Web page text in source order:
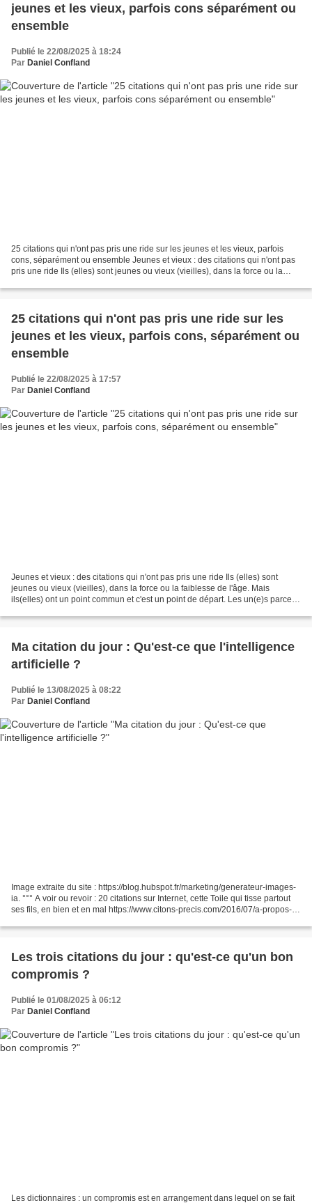
jeunes et les vieux, parfois cons séparément ou
ensemble
Publié le 22/08/2025 à 18:24
Par Daniel Confland
25 citations qui n'ont pas pris une ride sur les jeunes et les vieux, parfois
cons, séparément ou ensemble Jeunes et vieux : des citations qui n'ont pas
pris une ride Ils (elles) sont jeunes ou vieux (vieilles), dans la force ou la
25 citations qui n'ont pas pris une ride sur les
jeunes et les vieux, parfois cons, séparément ou
ensemble
Publié le 22/08/2025 à 17:57
Par Daniel Confland
Jeunes et vieux : des citations qui n'ont pas pris une ride Ils (elles) sont
jeunes ou vieux (vieilles), dans la force ou la faiblesse de l'âge. Mais
ils(elles) ont un point commun et c'est un point de départ. Les un(e)s parce
Ma citation du jour : Qu'est-ce que l'intelligence
artificielle ?
Publié le 13/08/2025 à 08:22
Par Daniel Confland
Image extraite du site : https://blog.hubspot.fr/marketing/generateur-images-
ia. °°° A voir ou revoir : 20 citations sur Internet, cette Toile qui tisse partout
ses fils, en bien et en mal https://www.citons-precis.com/2016/07/a-propos-d-
Les trois citations du jour : qu'est-ce qu'un bon
compromis ?
Publié le 01/08/2025 à 06:12
Par Daniel Confland
Les dictionnaires : un compromis est en arrangement dans lequel on se fait